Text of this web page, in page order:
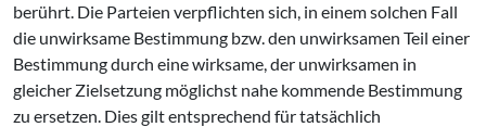
berührt. Die Parteien verpflichten sich, in einem solchen Fall
die unwirksame Bestimmung bzw. den unwirksamen Teil einer
Bestimmung durch eine wirksame, der unwirksamen in
gleicher Zielsetzung möglichst nahe kommende Bestimmung
zu ersetzen. Dies gilt entsprechend für tatsächlich